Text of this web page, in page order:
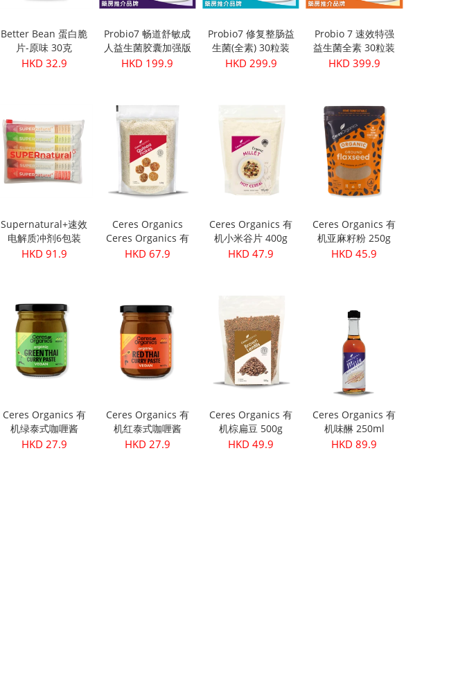
Better Bean 蛋白脆
片-原味 30克
HKD 32.9
Probio7 畅道舒敏成
人益生菌胶囊加强版
(30粒)
HKD 199.9
Probio7 修复整肠益
生菌(全素) 30粒装
HKD 299.9
Probio 7 速效特强
益生菌全素 30粒装
HKD 399.9
Supernatural+速效
电解质冲剂6包装
HKD 91.9
Ceres Organics
Ceres Organics 有
机藜麦片 420g
HKD 67.9
Ceres Organics 有
机小米谷片 400g
HKD 47.9
Ceres Organics 有
机亚麻籽粉 250g
HKD 45.9
Ceres Organics 有
机绿泰式咖喱酱
175g
HKD 27.9
Ceres Organics 有
机红泰式咖喱酱
175g
HKD 27.9
Ceres Organics 有
机棕扁豆 500g
HKD 49.9
Ceres Organics 有
机味醂 250ml
HKD 89.9